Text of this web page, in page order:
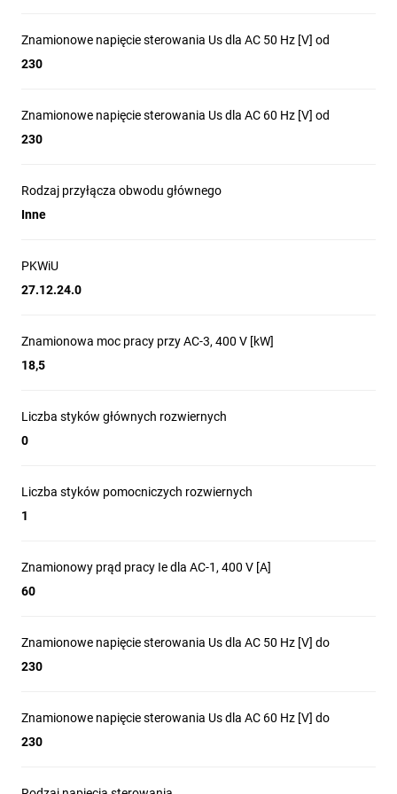
Styczniki silnikowe nowej
niezawodne i wytrzymałe
najbardziej wymagających
Gospodarka wodno-ściekowa
Górnictwo, minerały i metale
Główne cechy
Deca
Znamionowe napięcie sterowania Us dla AC 50 Hz [V] od
230
Znamionowe napięcie sterowania Us dla AC 60 Hz [V] od
230
Rodzaj przyłącza obwodu głównego
Inne
PKWiU
27.12.24.0
Znamionowa moc pracy przy AC-3, 400 V [kW]
18,5
Liczba styków głównych rozwiernych
0
Liczba styków pomocniczych rozwiernych
1
Znamionowy prąd pracy Ie dla AC-1, 400 V [A]
60
Znamionowe napięcie sterowania Us dla AC 50 Hz [V] do
230
Znamionowe napięcie sterowania Us dla AC 60 Hz [V] do
230